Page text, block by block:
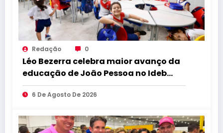
Redação 0
Léo Bezerra celebra maior avanço da
educação de João Pessoa no Ideb
entre capitais do Nordeste
6 De Agosto De 2026